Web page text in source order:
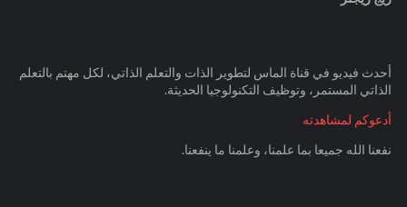
أحدث فيديو في قناة الماس لتطوير الذات والتعلم الذاتي، لكل مهتم بالتعلم
الذاتي المستمر، وتوظيف التكنولوجيا الحديثة.
أدعوكم لمشاهدته
نفعنا الله جميعا بما علمنا، وعلمنا ما ينفعنا.